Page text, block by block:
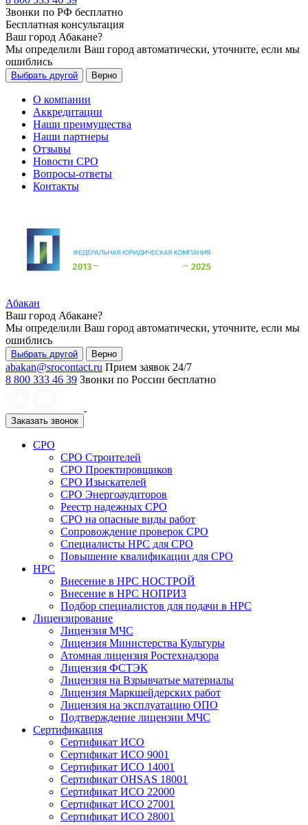
Звонки по РФ бесплатно
Бесплатная консультация
Ваш город Абакане?
Мы определили Ваш город автоматически, уточните, если мы
ошиблись
Выбрать другой Верно
О компании
Аккредитации
Наши преимущества
Наши партнеры
Отзывы
Новости СРО
Вопросы-ответы
Контакты
Абакан
Ваш город Абакане?
Мы определили Ваш город автоматически, уточните, если мы
ошиблись
Выбрать другой Верно
abakan@srocontact.ru Прием заявок 24/7
8 800 333 46 39 Звонки по России бесплатно
Заказать звонок
СРО
СРО Строителей
СРО Проектировщиков
СРО Изыскателей
СРО Энергоаудиторов
Реестр надежных СРО
СРО на опасные виды работ
Сопровождение проверок СРО
Специалисты НРС для СРО
Повышение квалификации для СРО
НРС
Внесение в НРС НОСТРОЙ
Внесение в НРС НОПРИЗ
Подбор специалистов для подачи в НРС
Лицензирование
Лицензия МЧС
Лицензия Министерства Культуры
Атомная лицензия Ростехнадзора
Лицензия ФСТЭК
Лицензия на Взрывчатые материалы
Лицензия Маркшейдерских работ
Лицензия на эксплуатацию ОПО
Подтверждение лицензии МЧС
Сертификация
Сертификат ИСО
Сертификат ИСО 9001
Сертификат ИСО 14001
Сертификат OHSAS 18001
Сертификат ИСО 22000
Сертификат ИСО 27001
Сертификат ИСО 28001